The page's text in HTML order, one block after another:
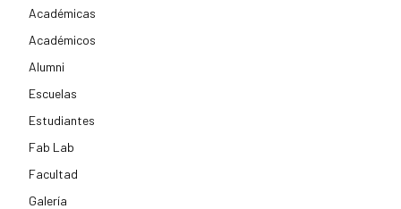
Académicas
Académicos
Alumni
Escuelas
Estudiantes
Fab Lab
Facultad
Galería